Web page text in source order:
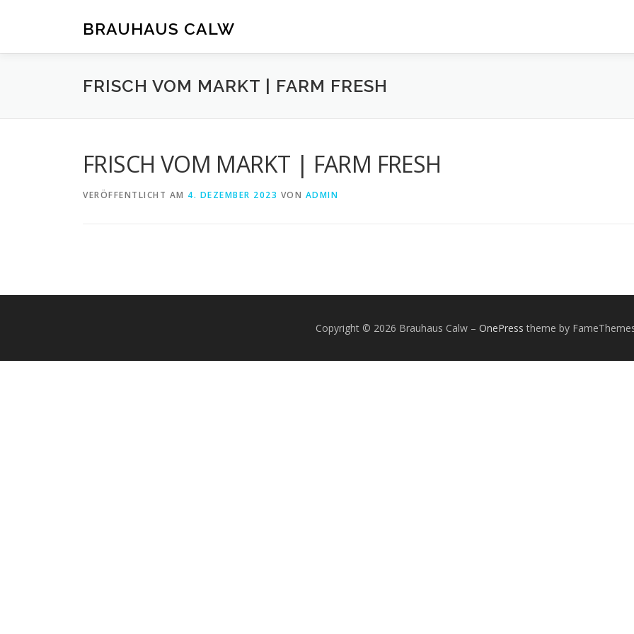
BRAUHAUS CALW
FRISCH VOM MARKT | FARM FRESH
FRISCH VOM MARKT | FARM FRESH
VERÖFFENTLICHT AM 4. DEZEMBER 2023 VON ADMIN
Copyright © 2026 Brauhaus Calw– OnePress theme by